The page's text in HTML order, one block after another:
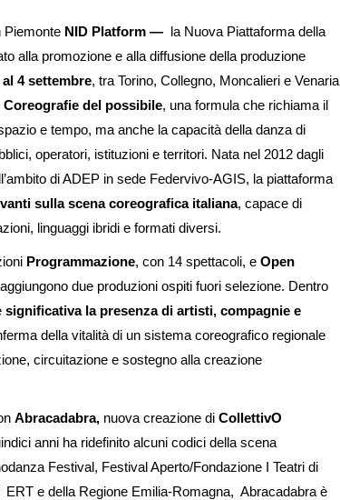
Piemonte NID Platform — la Nuova Piattaforma della
alla promozione e alla diffusione della produzione
al 4 settembre, tra Torino, Collegno, Moncalieri e Venaria
Coreografie del possibile, una formula che richiama il
e tempo, ma anche la capacità della danza di
operatori, istituzioni e territori. Nata nel 2012 dagli
di ADEP in sede Federvivo-AGIS, la piattaforma
sulla scena coreografica italiana, capace di
linguaggi ibridi e formati diversi.
Programmazione, con 14 spettacoli, e Open
due produzioni ospiti fuori selezione. Dentro
significativa la presenza di artisti, compagnie e
della vitalità di un sistema coreografico regionale
circuitazione e sostegno alla creazione
Abracadabra, nuova creazione di CollettivO
anni ha ridefinito alcuni codici della scena
Festival, Festival Aperto/Fondazione I Teatri di
e della Regione Emilia-Romagna, Abracadabra è